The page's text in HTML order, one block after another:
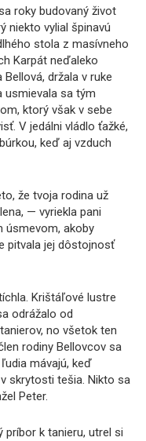
roky budovaný život
niekto vylial špinavú
stola z masívneho
Karpát neďaleko
držala v ruke
usmievala sa tým
ktorý však v sebe
V jedálni vládlo ťažké,
keď aj vzduch
že tvoja rodina už
— vyriekla pani
úsmevom, akoby
pitvala jej dôstojnosť
Krištáľové lustre
odrážalo od
no všetok ten
rodiny Bellovcov sa
mávajú, keď
skrytosti tešia. Nikto sa
Peter.
príbor k tanieru, utrel si